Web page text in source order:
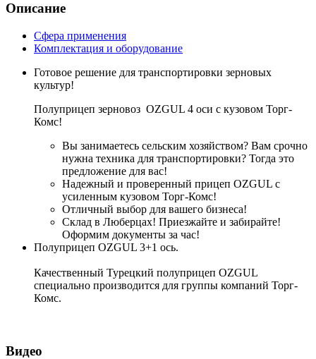
Описание
Сфера применения
Комплектация и оборудование
Готовое решение для транспортировки зерновых
культур!
Полуприцеп зерновоз OZGUL 4 оси с кузовом Торг-
Комс!
Вы занимаетесь сельским хозяйством? Вам срочно
нужна техника для транспортировки? Тогда это
предложение для вас!
Надежный и проверенный прицеп OZGUL с
усиленным кузовом Торг-Комс!
Отличный выбор для вашего бизнеса!
Склад в Люберцах! Приезжайте и забирайте!
Оформим документы за час!
Полуприцеп OZGUL 3+1 ось.
Качественный Турецкий полуприцеп OZGUL
специально производится для группы компаний Торг-
Комс.
Видео